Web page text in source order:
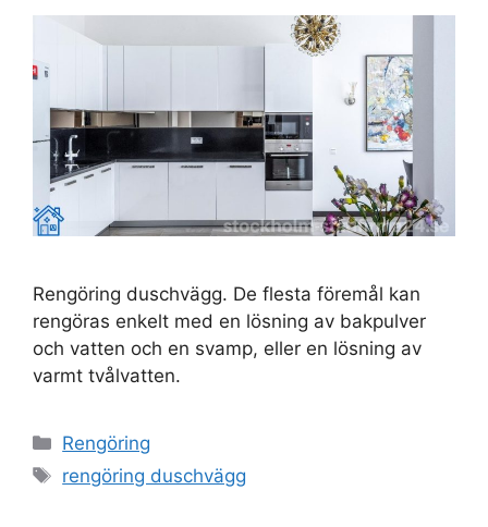
Rengöring duschvägg. De flesta föremål kan
rengöras enkelt med en lösning av bakpulver
och vatten och en svamp, eller en lösning av
varmt tvålvatten.
Kategorier
Rengöring
Etiketter
rengöring duschvägg